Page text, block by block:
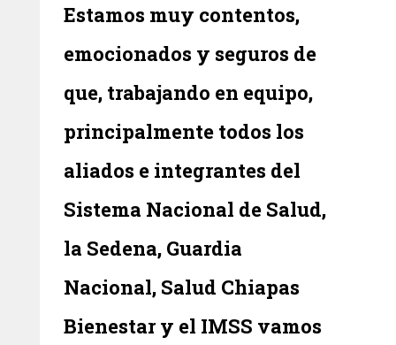
Estamos muy contentos,
emocionados y seguros de
que, trabajando en equipo,
principalmente todos los
aliados e integrantes del
Sistema Nacional de Salud,
la Sedena, Guardia
Nacional, Salud Chiapas
Bienestar y el IMSS vamos